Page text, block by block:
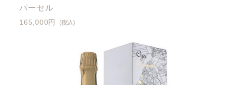
パーセル
165,000円 (税込)